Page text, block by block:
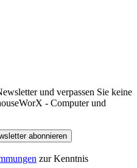
und verpassen Sie keine
- Computer und
abonnieren
zur Kenntnis